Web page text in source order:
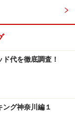
代を徹底調査！
ング神奈川編１